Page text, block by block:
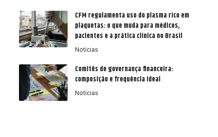
CFM regulamenta uso do plasma rico em
plaquetas: o que muda para médicos,
pacientes e a prática clínica no Brasil
Notícias
Comitês de governança financeira:
composição e frequência ideal
Notícias